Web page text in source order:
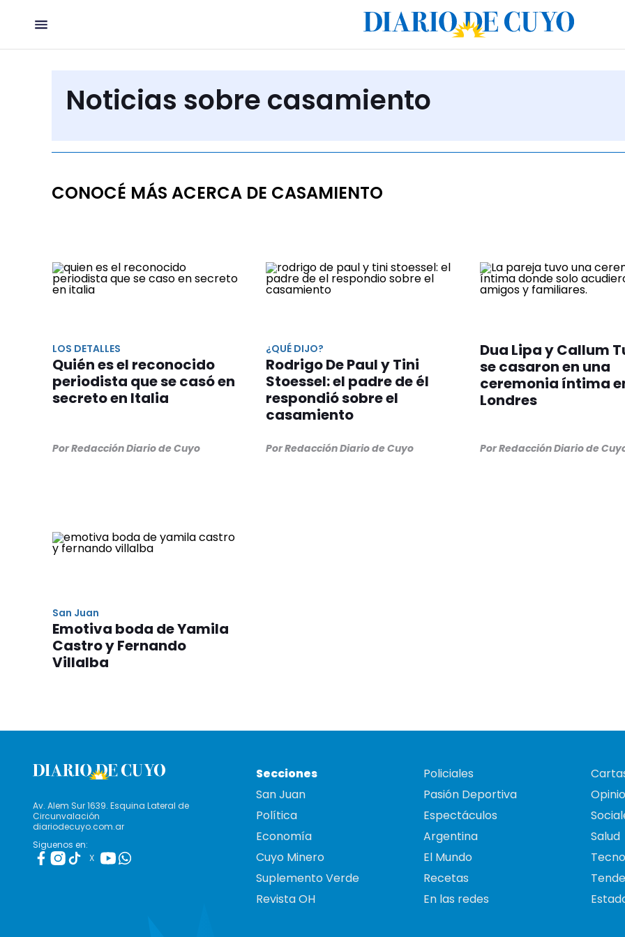
Noticias sobre casamiento
CONOCÉ MÁS ACERCA DE CASAMIENTO
LOS DETALLES
Quién es el reconocido
periodista que se casó en
secreto en Italia
Por Redacción Diario de Cuyo
¿QUÉ DIJO?
Rodrigo De Paul y Tini
Stoessel: el padre de él
respondió sobre el
casamiento
Por Redacción Diario de Cuyo
Dua Lipa y Callum
se casaron en una
ceremonia íntima
Londres
Por Redacción Diario de
San Juan
Emotiva boda de Yamila
Castro y Fernando
Villalba
Av. Alem Sur 1639. Esquina Lateral de
Circunvalación
diariodecuyo.com.ar
Siguenos en:
X
Secciones
San Juan
Política
Economía
Cuyo Minero
Suplemento Verde
Revista OH
Policiales
Pasión Deportiva
Espectáculos
Argentina
El Mundo
Recetas
En las redes
Salud